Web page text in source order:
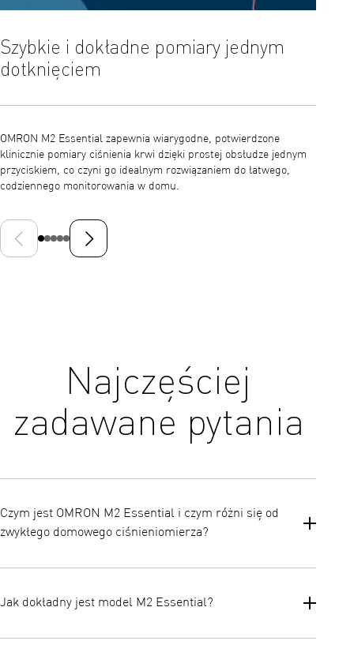
Szybkie i dokładne pomiary jednym
dotknięciem
OMRON M2 Essential zapewnia wiarygodne, potwierdzone
klinicznie pomiary ciśnienia krwi dzięki prostej obsłudze jednym
przyciskiem, co czyni go idealnym rozwiązaniem do łatwego,
codziennego monitorowania w domu.
Poprzedni slajdNastępny slajd
Najczęściej
zadawane pytania
Czym jest OMRON M2 Essential i czym różni się od
zwykłego domowego ciśnieniomierza?
domowego. Posiada funkcje wykraczające poza podstawowe
wykrywanie ruchu ciała, wykrywanie nieregularnego bicia serca
Jak dokładny jest model M2 Essential?